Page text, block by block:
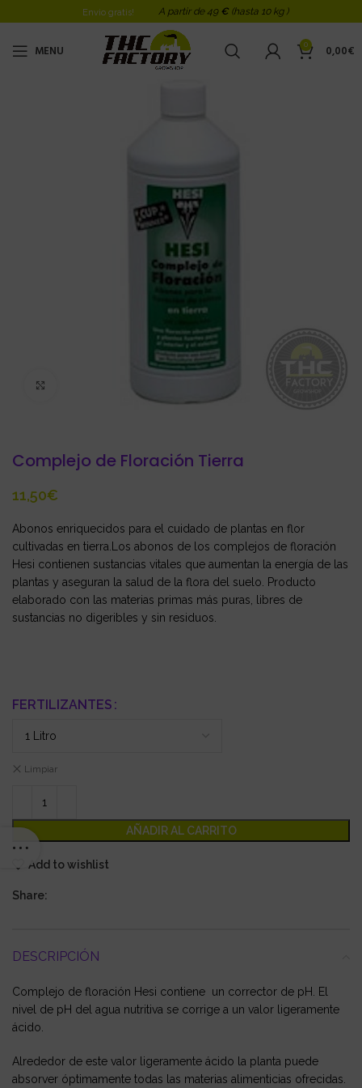
Envio gratis! A partir de 49 € (hasta 10 kg )
MENU 0 0,00€
Complejo de Floración Tierra
€
Abonos enriquecidos para el cuidado de plantas en flor
cultivadas en tierra.Los abonos de los complejos de floración
Hesi contienen sustancias vitales que aumentan la energía de las
plantas y aseguran la salud de la flora del suelo. Producto
elaborado con las materias primas más puras, libres de
sustancias no digeribles y sin residuos.
FERTILIZANTES
Limpiar
AÑADIR AL CARRITO
Add to wishlist
Share:
DESCRIPCIÓN
Complejo de floración Hesi contiene un corrector de pH. El
nivel de pH del agua nutritiva se corrige a un valor ligeramente
ácido.
Alrededor de este valor ligeramente ácido la planta puede
absorver óptimamente todas las materias alimenticias ofrecidas.